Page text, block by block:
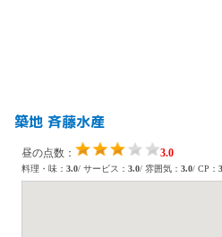
築地 斉藤水産